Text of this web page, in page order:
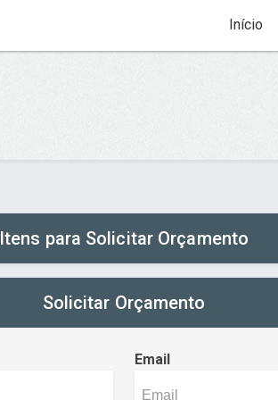
Início
Itens para Solicitar Orçamento
Solicitar Orçamento
Email